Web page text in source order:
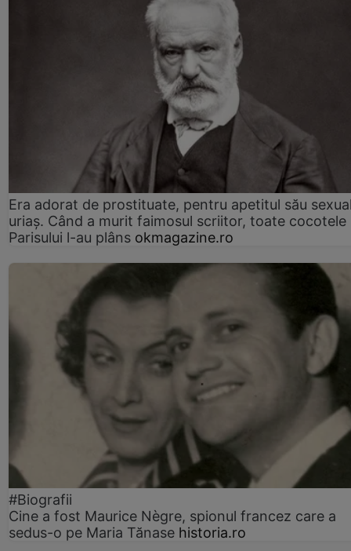
Era adorat de prostituate, pentru apetitul său
uriaș. Când a murit faimosul scriitor, toate cocotele
Parisului l-au plâns okmagazine.ro
#Biografii
Cine a fost Maurice Nègre, spionul francez care a
sedus-o pe Maria Tănase historia.ro